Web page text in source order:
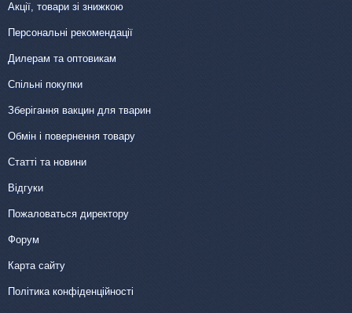
Акції, товари зі знижкою
Персональні рекомендації
Дилерам та оптовикам
Спільні покупки
Зберігання вакцин для тварин
Обмін і повернення товару
Статті та новини
Відгуки
Пожаловаться директору
Форум
Карта сайту
Політика конфіденційності